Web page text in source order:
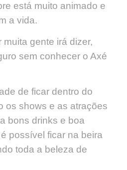
está muito animado e
a vida.
gente irá dizer,
sem conhecer o Axé
de ficar dentro do
os shows e as atrações
bons drinks e boa
possível ficar na beira
toda a beleza de